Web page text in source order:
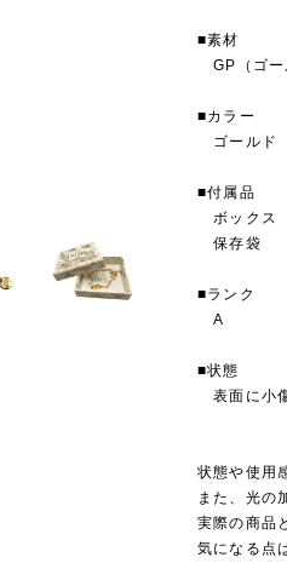
■素材
GP（ゴー
■カラー
ゴールド
■付属品
ボックス
保存袋
■ランク
A
■状態
表面に小
状態や使用
また、光の
実際の商品
気になる点